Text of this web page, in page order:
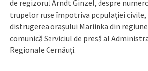
de regizorul Arndt Ginzel, despre
trupelor ruse împotriva populației civile,
distrugerea orașului Mariinka din
comunică Serviciul de presă al
Regionale Cernăuți.